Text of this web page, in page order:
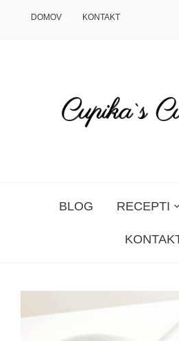
DOMOV KONTAKT
BLOG RECEPTI